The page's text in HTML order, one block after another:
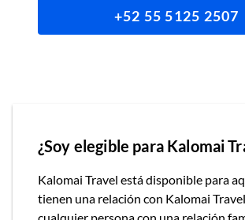
+52 55 5125 2507
¿Soy elegible paraKalomai
Kalomai Travel está disponible para
tienen una relación con Kalomai